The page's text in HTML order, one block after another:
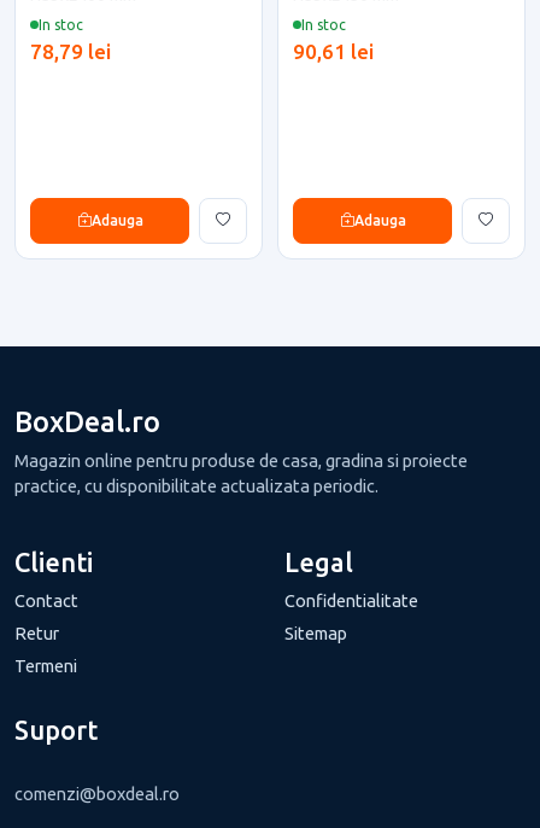
In stoc
78,79 lei
Adauga
In stoc
90,61 lei
Adauga
BoxDeal.ro
Magazin online pentru produse de casa, gradina si proiecte
practice, cu disponibilitate actualizata periodic.
Clienti
Contact
Retur
Termeni
Legal
Confidentialitate
Sitemap
Suport
comenzi@boxdeal.ro